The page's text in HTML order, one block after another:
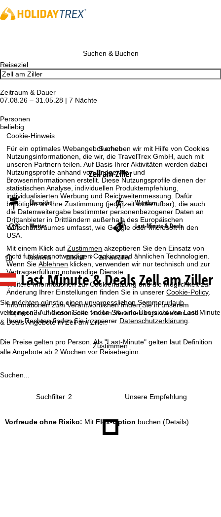
Cookie-Hinweis
Für ein optimales Webangebot erheben wir mit Hilfe von Cookies
Nutzungsinformationen, die wir, die TravelTrex GmbH, auch mit
unseren Partnern teilen. Auf Basis Ihrer Aktivitäten werden dabei
Nutzungsprofile anhand von Endgeräte- und
Browserinformationen erstellt. Diese Nutzungsprofile dienen der
statistischen Analyse, individuellen Produktempfehlung,
individualisierten Werbung und Reichweitenmessung. Dafür
benötigen wir Ihre Zustimmung (jederzeit widerrufbar), die auch
die Datenweitergabe bestimmter personenbezogener Daten an
Drittanbieter in Drittländern außerhalb des Europäischen
Wirtschaftsraumes umfasst, wie Google oder Microsoft in den
USA.
Mit einem Klick aufZustimmen akzeptieren Sie den Einsatz von
nicht funktionsnotwendigen Cookies und ähnlichen Technologien.
Wenn SieAblehnen klicken, verwenden wir nur technisch und zur
Vertragserfüllung notwendige Dienste.
Weitere Informationen zur Cookienutzung und die Möglichkeit zur
Änderung Ihrer Einstellungen finden Sie in unsererCookie-Policy
Informationen zum Verantwortlichen finden Sie in unserem
Impressum. Informationen zu den Verarbeitungszwecken und
Ihren Rechten finden Sie in unserer Datenschutzerklärung
Zustimmen
Suchen & Buchen
Reiseziel
Zeitraum & Dauer
07.08.26 – 31.05.28 | 7 Nächte
Personen
beliebig
Suchen
Zell am Ziller
Übersicht Wandern
Wetter Last-Minute & Deals
S
t
a
r
e
t
Österreich Zillertal Zell am Ziller
Last Minute & Deals Zell am Ziller
Sie möchten günstig einen unvergesslichen Sommerurlaub
verbringen? Auf dieser Seite finden Sie eine Übersicht von Last-Minute
& Deals Angebote in Zell am Ziller.
Die Preise gelten pro Person. Als "Last-Minute" gelten laut Definition
alle Angebote ab 2 Wochen vor Reisebeginn.
Suchen...
Suchfilter 2
Vorfreude ohne Risiko: Mit Flex-Option buchen (Details)